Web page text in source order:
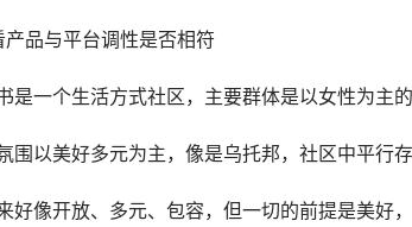
产品与平台调性是否相符
是一个生活方式社区，主要群体是以女性为主
围以美好多元为主，像是乌托邦，社区中平行
好像开放、多元、包容，但一切的前提是美好